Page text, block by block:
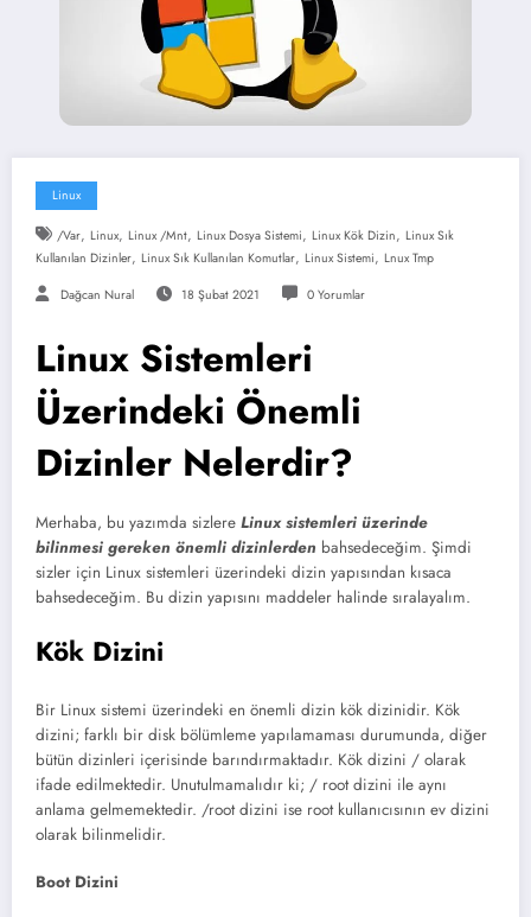
Linux
/var, Linux, Linux /mnt, Linux Dosya Sistemi, Linux Kök Dizin, Linux Sık
Kullanılan Dizinler, Linux Sık Kullanılan Komutlar, Linux Sistemi, Lnux Tmp
Dağcan Nural 18 Şubat 2021 0 Yorumlar
Linux Sistemleri
Üzerindeki Önemli
Dizinler Nelerdir?
Merhaba, bu yazımda sizlere Linux sistemleri üzerinde
bilinmesi gereken önemli dizinlerden bahsedeceğim. Şimdi
sizler için Linux sistemleri üzerindeki dizin yapısından kısaca
bahsedeceğim. Bu dizin yapısını maddeler halinde sıralayalım.
Kök Dizini
Bir Linux sistemi üzerindeki en önemli dizin kök dizinidir. Kök
dizini; farklı bir disk bölümleme yapılamaması durumunda, diğer
bütün dizinleri içerisinde barındırmaktadır. Kök dizini / olarak
ifade edilmektedir. Unutulmamalıdır ki; / root dizini ile aynı
anlama gelmemektedir. /root dizini ise root kullanıcısının ev dizini
olarak bilinmelidir.
Boot Dizini